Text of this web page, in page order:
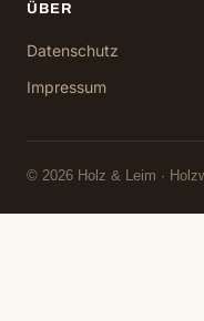
ÜBER
Datenschutz
Impressum
© 2026 Holz & Leim ·